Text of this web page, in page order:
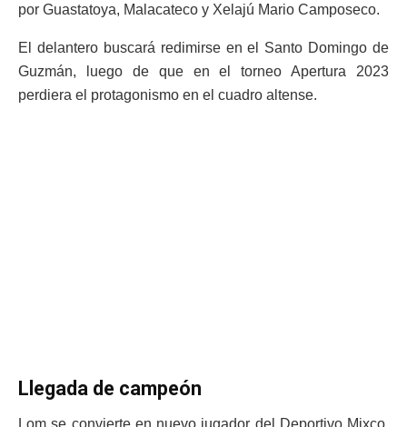
por Guastatoya, Malacateco y Xelajú Mario Camposeco.
El delantero buscará redimirse en el Santo Domingo de
Guzmán, luego de que en el torneo Apertura 2023
perdiera el protagonismo en el cuadro altense.
Llegada de campeón
Lom se convierte en nuevo jugador del Deportivo Mixco,